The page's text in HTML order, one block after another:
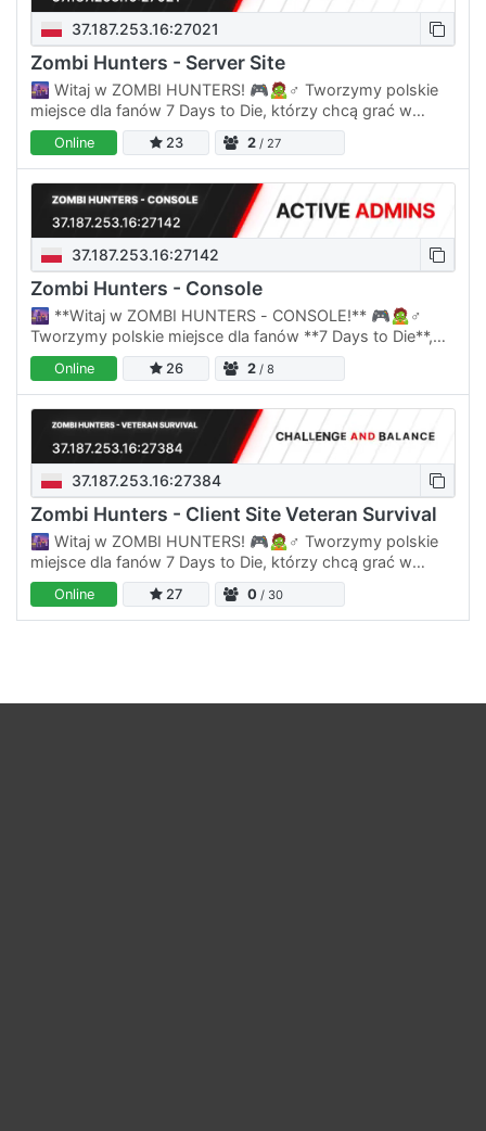
37.187.253.16:27021
Zombi Hunters - Server Site
🌆 Witaj w ZOMBI HUNTERS! 🎮🧟♂️ Tworzymy polskie
miejsce dla fanów 7 Days to Die, którzy chcą grać w
klimacie prawdziwego survivalu, bez martwej
społeczności i bez serwera…
Online 23 2 / 27
37.187.253.16:27142
Zombi Hunters - Console
🌆 **Witaj w ZOMBI HUNTERS - CONSOLE!** 🎮🧟♂️
Tworzymy polskie miejsce dla fanów **7 Days to Die**,
którzy chcą poczuć klimat apokalipsy w czystej,
klasycznej formie — bez…
Online 26 2 / 8
37.187.253.16:27384
Zombi Hunters - Client Site Veteran Survival
🌆 Witaj w ZOMBI HUNTERS! 🎮🧟♂️ Tworzymy polskie
miejsce dla fanów 7 Days to Die, którzy chcą grać w
klimacie prawdziwego survivalu, bez martwej
społeczności i bez serwera…
Online 27 0 / 30